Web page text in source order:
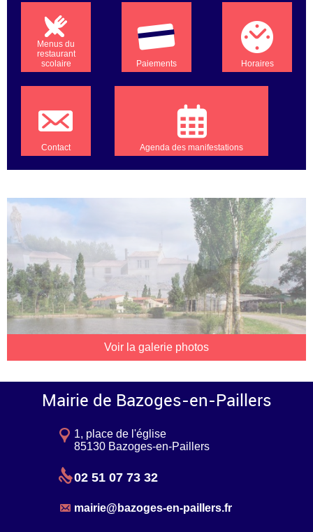
Menus du
restaurant
scolaire
Paiements Horaires
Contact Agenda des manifestations
Voir la galerie photos
Mairie de Bazoges-en-Paillers
1, place de l'église
85130 Bazoges-en-Paillers
02 51 07 73 32
mairie@bazoges-en-paillers.fr